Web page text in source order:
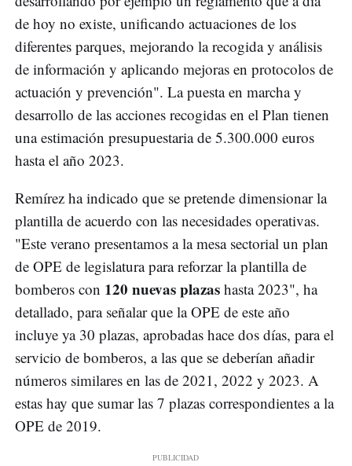
de hoy no existe, unificando actuaciones de los
diferentes parques, mejorando la recogida y análisis
de información y aplicando mejoras en protocolos de
actuación y prevención". La puesta en marcha y
desarrollo de las acciones recogidas en el Plan tienen
una estimación presupuestaria de 5.300.000 euros
hasta el año 2023.
Remírez ha indicado que se pretende dimensionar la
plantilla de acuerdo con las necesidades operativas.
"Este verano presentamos a la mesa sectorial un plan
de OPE de legislatura para reforzar la plantilla de
bomberos con 120 nuevas plazas hasta 2023", ha
detallado, para señalar que la OPE de este año
incluye ya 30 plazas, aprobadas hace dos días, para el
servicio de bomberos, a las que se deberían añadir
números similares en las de 2021, 2022 y 2023. A
estas hay que sumar las 7 plazas correspondientes a la
OPE de 2019.